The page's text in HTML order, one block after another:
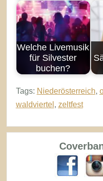
Welche Livemusik
für Silvester
buchen?
Tags: Niederösterreich,
waldviertel , zeltfest